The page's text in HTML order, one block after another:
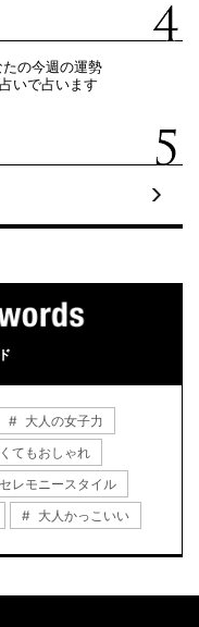
の今週の運勢
いで占います
大人の女子力
てもおしゃれ
セレモニースタイル
大人かっこいい